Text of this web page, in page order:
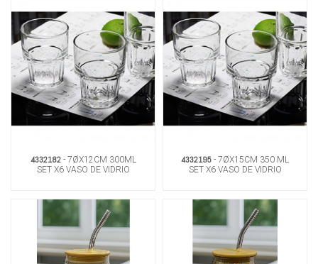
4332182- 7ØX12CM 300ML
SET X6 VASO DE VIDRIO
4332195 - 7ØX15CM 350 ML
SET X6 VASO DE VIDRIO